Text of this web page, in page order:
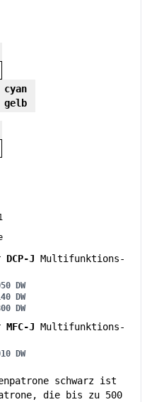
cyan
gelb
DCP-J Multifunktions-
DW
DW
DW
MFC-J Multifunktions-
DW
schwarz ist
die bis zu 500